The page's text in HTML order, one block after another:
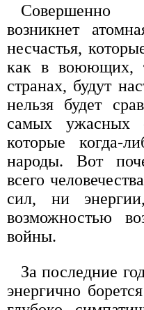
Совершенно
возникнет
несчастья,
как в воюющих,
странах, будут
нельзя будет
самых ужасных
которые когда-
народы. Вот
всего
сил, ни
возможностью
войны.
За последние
энергично